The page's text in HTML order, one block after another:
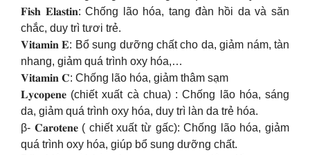
𝐅𝐢𝐬𝐡 𝐄𝐥𝐚𝐬𝐭𝐢𝐧: Chống lão hóa, tang đàn hồi da và săn
chắc, duy trì tươi trẻ.
𝐕𝐢𝐭𝐚𝐦𝐢𝐧 𝐄: Bổ sung dưỡng chất cho da, giảm nám, tàn
nhang, giảm quá trình oxy hóa,…
𝐕𝐢𝐭𝐚𝐦𝐢𝐧 𝐂: Chống lão hóa, giảm thâm sạm
𝐋𝐲𝐜𝐨𝐩𝐞𝐧𝐞 (chiết xuất cà chua) : Chống lão hóa, sáng
da, giảm quá trình oxy hóa, duy trì làn da trẻ hóa.
β- 𝐂𝐚𝐫𝐨𝐭𝐞𝐧𝐞 ( chiết xuất từ gấc): Chống lão hóa, giảm
quá trình oxy hóa, giúp bổ sung dưỡng chất.